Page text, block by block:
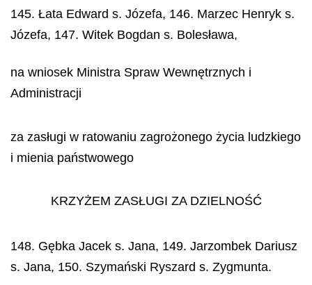
145. Łata Edward s. Józefa, 146. Marzec Henryk s.
Józefa, 147. Witek Bogdan s. Bolesława,
na wniosek Ministra Spraw Wewnętrznych i
Administracji
za zasługi w ratowaniu zagrożonego życia ludzkiego
i mienia państwowego
KRZYŻEM ZASŁUGI ZA DZIELNOŚĆ
148. Gębka Jacek s. Jana, 149. Jarzombek Dariusz
s. Jana, 150. Szymański Ryszard s. Zygmunta.